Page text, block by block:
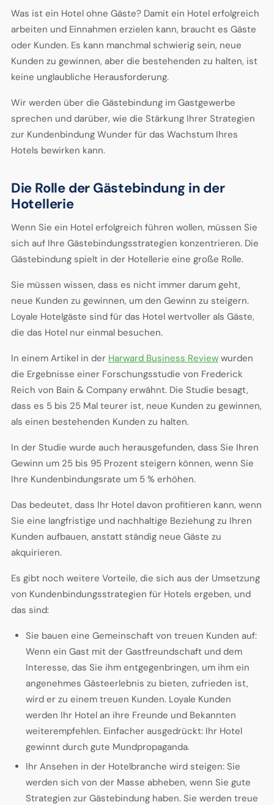
Was ist ein Hotel ohne Gäste? Damit ein Hotel erfolgreich
arbeiten und Einnahmen erzielen kann, braucht es Gäste
oder Kunden. Es kann manchmal schwierig sein, neue
Kunden zu gewinnen, aber die bestehenden zu halten, ist
keine unglaubliche Herausforderung.
Wir werden über die Gästebindung im Gastgewerbe
sprechen und darüber, wie die Stärkung Ihrer Strategien
zur Kundenbindung Wunder für das Wachstum Ihres
Hotels bewirken kann.
Die Rolle der Gästebindung in der
Hotellerie
Wenn Sie ein Hotel erfolgreich führen wollen, müssen Sie
sich auf Ihre Gästebindungsstrategien konzentrieren. Die
Gästebindung spielt in der Hotellerie eine große Rolle.
Sie müssen wissen, dass es nicht immer darum geht,
neue Kunden zu gewinnen, um den Gewinn zu steigern.
Loyale Hotelgäste sind für das Hotel wertvoller als Gäste,
die das Hotel nur einmal besuchen.
In einem Artikel in der Harward Business Reviewwurden
die Ergebnisse einer Forschungsstudie von Frederick
Reich von Bain & Company erwähnt. Die Studie besagt,
dass es 5 bis 25 Mal teurer ist, neue Kunden zu gewinnen,
als einen bestehenden Kunden zu halten.
In der Studie wurde auch herausgefunden, dass Sie Ihren
Gewinn um 25 bis 95 Prozent steigern können, wenn Sie
Ihre Kundenbindungsrate um 5 % erhöhen.
Das bedeutet, dass Ihr Hotel davon profitieren kann, wenn
Sie eine langfristige und nachhaltige Beziehung zu Ihren
Kunden aufbauen, anstatt ständig neue Gäste zu
akquirieren.
Es gibt noch weitere Vorteile, die sich aus der Umsetzung
von Kundenbindungsstrategien für Hotels ergeben, und
das sind:
Sie bauen eine Gemeinschaft von treuen Kunden auf:
Wenn ein Gast mit der Gastfreundschaft und dem
Interesse, das Sie ihm entgegenbringen, um ihm ein
angenehmes Gästeerlebnis zu bieten, zufrieden ist,
wird er zu einem treuen Kunden. Loyale Kunden
werden Ihr Hotel an ihre Freunde und Bekannten
weiterempfehlen. Einfacher ausgedrückt: Ihr Hotel
gewinnt durch gute Mundpropaganda.
Ihr Ansehen in der Hotelbranche wird steigen: Sie
werden sich von der Masse abheben, wenn Sie gute
Strategien zur Gästebindung haben. Sie werden treue